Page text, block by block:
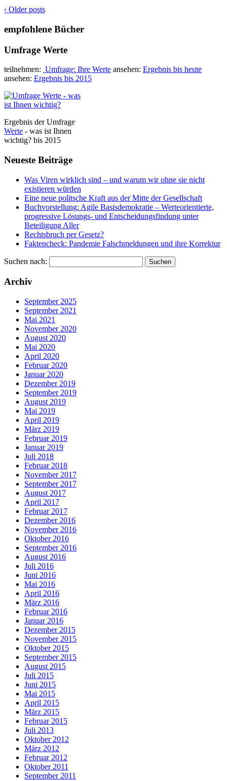
‹ Older posts
empfohlene Bücher
Umfrage Werte
teilnehmen: Umfrage: Ihre Werte ansehen: Ergebnis bis heute
ansehen: Ergebnis bis 2015
Ergebnis der Umfrage
Werte - was ist Ihnen
wichtig? bis 2015
Neueste Beiträge
Was Viren wirklich sind – und warum wir ohne sie nicht
existieren würden
Eine neue politsche Kraft aus der Mitte der Gesellschaft
Buchvorstellung: Agile Basisdemokratie – Werteorientierte,
progressive Lösungs- und Entscheidungsfindung unter
Beteiligung Aller
Rechtsbruch per Gesetz?
Faktencheck: Pandemie Falschmeldungen und ihre Korrektur
Suchen nach:
Archiv
September 2025
September 2021
Mai 2021
November 2020
August 2020
Mai 2020
April 2020
Februar 2020
Januar 2020
Dezember 2019
September 2019
August 2019
Mai 2019
April 2019
März 2019
Februar 2019
Januar 2019
Juli 2018
Februar 2018
November 2017
September 2017
August 2017
April 2017
Februar 2017
Dezember 2016
November 2016
Oktober 2016
September 2016
August 2016
Juli 2016
Juni 2016
Mai 2016
April 2016
März 2016
Februar 2016
Januar 2016
Dezember 2015
November 2015
Oktober 2015
September 2015
August 2015
Juli 2015
Juni 2015
Mai 2015
April 2015
März 2015
Februar 2015
Juli 2013
Oktober 2012
März 2012
Februar 2012
Oktober 2011
September 2011